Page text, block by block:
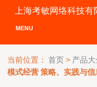
上海考敏网络科技有
MENU
当前位置： 首页 > 产品大
模式经营 策略、实践与